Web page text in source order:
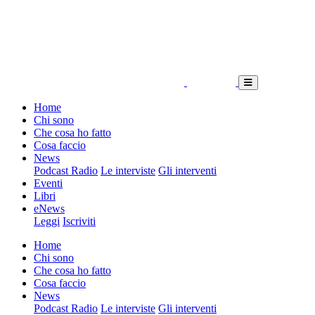
Home
Chi sono
Che cosa ho fatto
Cosa faccio
News
Podcast Radio Le interviste Gli interventi
Eventi
Libri
eNews
Leggi Iscriviti
Home
Chi sono
Che cosa ho fatto
Cosa faccio
News
Podcast Radio Le interviste Gli interventi